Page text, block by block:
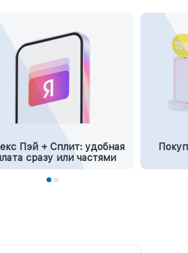
Пэй + Сплит: удобная
сразу или частями